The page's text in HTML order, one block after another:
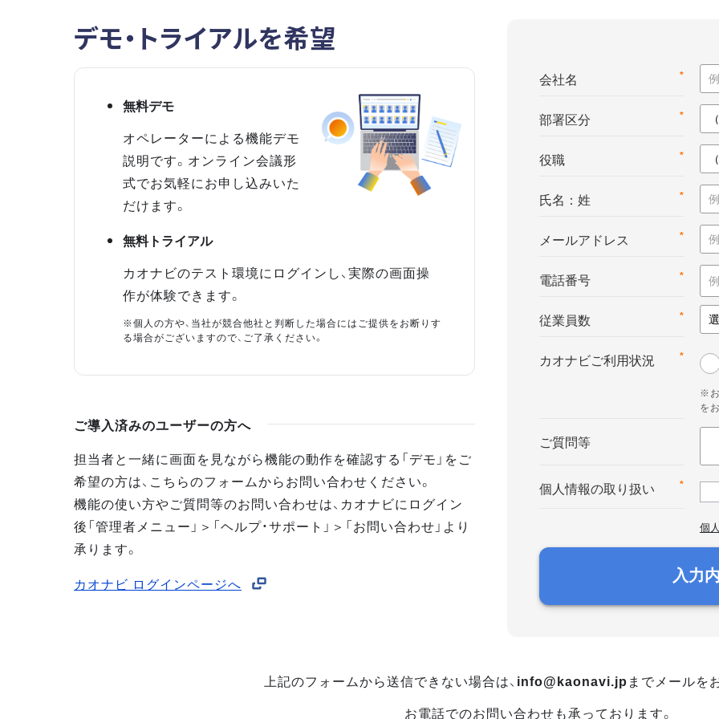
デモ・トライアルを希望
無料デモ
オペレーターによる機能デモ
説明です。オンライン会議形
式でお気軽にお申し込みいた
だけます。
無料トライアル
カオナビのテスト環境にログインし、実際の画面操
作が体験できます。
※個人の方や、当社が競合他社と判断した場合にはご提供をお断りす
る場合がございますので、ご了承ください。
ご導入済みのユーザーの方へ
担当者と一緒に画面を見ながら機能の動作を確認する「デモ」をご
希望の方は、こちらのフォームからお問い合わせください。
機能の使い方やご質問等のお問い合わせは、カオナビにログイン
後「管理者メニュー」＞「ヘルプ・サポート」＞「お問い合わせ」より
承ります。
カオナビ ログインページへ
*
会社名
*
部署区分
*
役職
*
氏名：姓
*
メールアドレス
*
電話番号
*
従業員数
*
カオナビご利用状況
※お
を
ご質問等
*
個人情報の取り扱い
個
入力
上記のフォームから送信できない場合は、 info@kaonavi.jp までメールを
お電話でのお問い合わせも承っております。